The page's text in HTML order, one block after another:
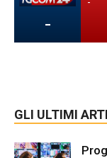
-
GLI ULTIMI